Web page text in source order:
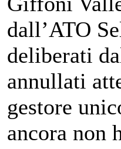
dall’ATO
deliberati
annullati
gestore
ancora non